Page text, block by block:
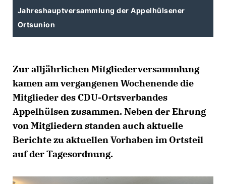
Jahreshauptversammlung der Appelhülsener
Ortsunion
Zur alljährlichen Mitgliederversammlung
kamen am vergangenen Wochenende die
Mitglieder des CDU-Ortsverbandes
Appelhülsen zusammen. Neben der Ehrung
von Mitgliedern standen auch aktuelle
Berichte zu aktuellen Vorhaben im Ortsteil
auf der Tagesordnung.